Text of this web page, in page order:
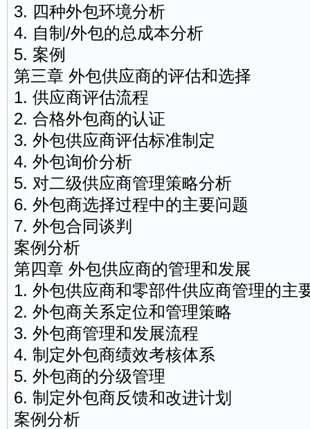
3. 四种外包环境分析
4. 自制/外包的总成本分析
5. 案例
第三章 外包供应商的评估和选择
1. 供应商评估流程
2. 合格外包商的认证
3. 外包供应商评估标准制定
4. 外包询价分析
5. 对二级供应商管理策略分析
6. 外包商选择过程中的主要问题
7. 外包合同谈判
案例分析
第四章 外包供应商的管理和发展
1. 外包供应商和零部件供应商管理的主
2. 外包商关系定位和管理策略
3. 外包商管理和发展流程
4. 制定外包商绩效考核体系
5. 外包商的分级管理
6. 制定外包商反馈和改进计划
案例分析